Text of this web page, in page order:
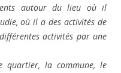
autour du lieu où il
où il a des activités de
activités par une
quartier, la commune, le